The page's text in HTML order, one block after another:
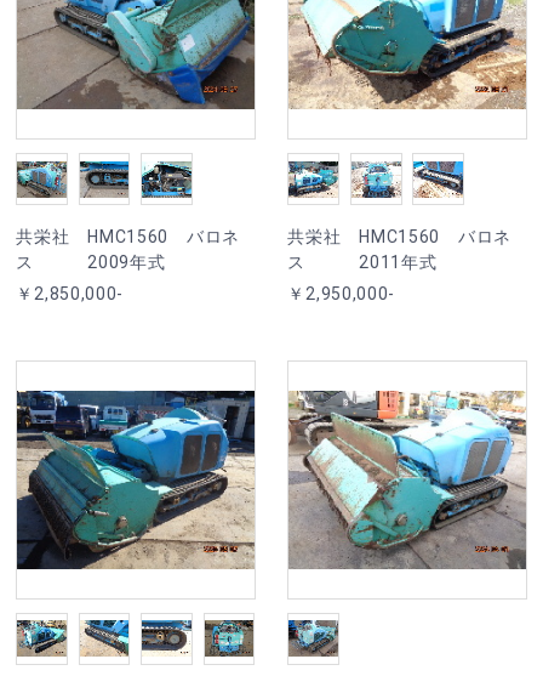
共栄社 HMC1560 バロネ
ス 2009年式
￥2,850,000-
共栄社 HMC1560 バロネ
ス 2011年式
￥2,950,000-